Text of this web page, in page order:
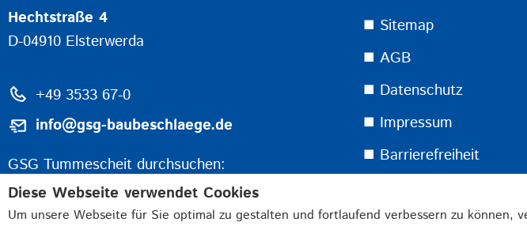
Diese Webseite verwendet Cookies
Um unsere Webseite für Sie optimal zu gestalten und fortlaufend verbessern zu
Hechtstraße 4
D-04910 Elsterwerda
+49 3533 67-0
info@gsg-baubeschlaege.de
GSG Tummescheit durchsuchen:
⯀ Sitemap
⯀ AGB
⯀ Datenschutz
⯀ Impressum
⯀ Barrierefreiheit
⯀ Shopanfrage